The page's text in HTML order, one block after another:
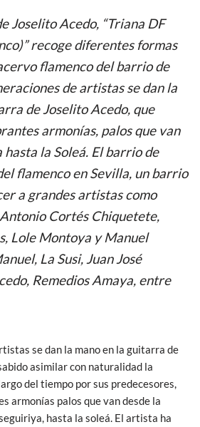
ailJoselito Acedo, “Triana DF
recoge diferentes formas
flamenco del barrio de
de artistas se dan la
de Joselito Acedo, que
armonías, palos que van
hasta la Soleá. El barrio de
flamenco en Sevilla, un barrio
a grandes artistas como
Cortés Chiquetete,
Lole Montoya y Manuel
La Susi, Juan José
Remedios Amaya, entre
se dan la mano en la guitarra de
asimilar con naturalidad la
del tiempo por sus predecesores,
armonías palos que van desde la
hasta la soleá. El artista ha